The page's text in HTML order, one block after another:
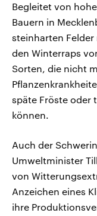
Begleitet von
Bauern in
steinharten
den Winterraps
Sorten, die nicht
späte Fröste oder
können.
Auch der
Umweltminister
von
Anzeichen eines
ihre